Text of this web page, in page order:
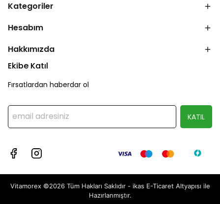
Kategoriler
Hesabım
Hakkımızda
Ekibe Katıl
Fırsatlardan haberdar ol
KATIL
Vitamorex ©2026 Tüm Hakları Saklıdır - ikas E-Ticaret Altyapısı ile
Hazırlanmıştır.